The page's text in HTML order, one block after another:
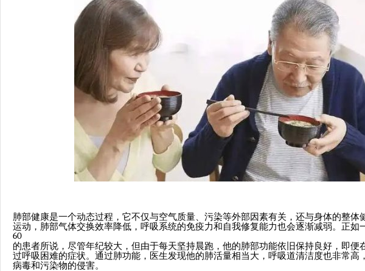
肺部健康是一个动态过程，它不仅与空气质量、污染等外部因素有关，还与身体的整体
运动，肺部气体交换效率降低，呼吸系统的免疫力和自我修复能力也会逐渐减弱。正如
60
的患者所说，尽管年纪较大，但由于每天坚持晨跑，他的肺部功能依旧保持良好，即便
过呼吸困难的症状。通过肺功能，医生发现他的肺活量相当大，呼吸道清洁度也非常高
病毒和污染物的侵害。